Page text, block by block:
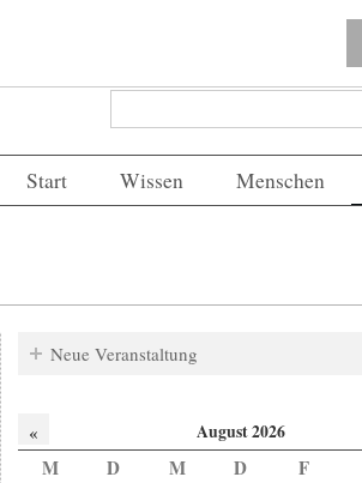
Suchformular
Start Wissen Menschen
Neue Veranstaltung
« August 2026
M D M D F